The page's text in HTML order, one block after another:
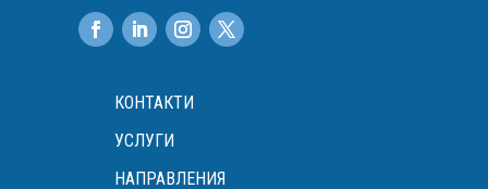
КОНТАКТИ
УСЛУГИ
НАПРАВЛЕНИЯ